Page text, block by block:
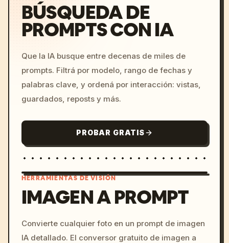
BÚSQUEDA DE
PROMPTS CON IA
Que la IA busque entre decenas de miles de
prompts. Filtrá por modelo, rango de fechas y
palabras clave, y ordená por interacción: vistas,
guardados, reposts y más.
PROBAR GRATIS
c, cyberpunk sunset, neon
colors, 8k --v 6.0
HERRAMIENTAS DE VISIÓN
IMAGEN A PROMPT
Convierte cualquier foto en un prompt de imagen
IA detallado. El conversor gratuito de imagen a